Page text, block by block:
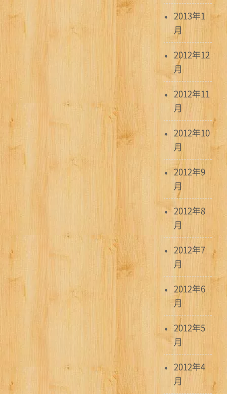
2013年1
月
2012年12
月
2012年11
月
2012年10
月
2012年9
月
2012年8
月
2012年7
月
2012年6
月
2012年5
月
2012年4
月